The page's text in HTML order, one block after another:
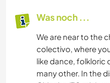
Was noch ...
We are near to the
colectivo, where
like dance, folkloric
many other. In the